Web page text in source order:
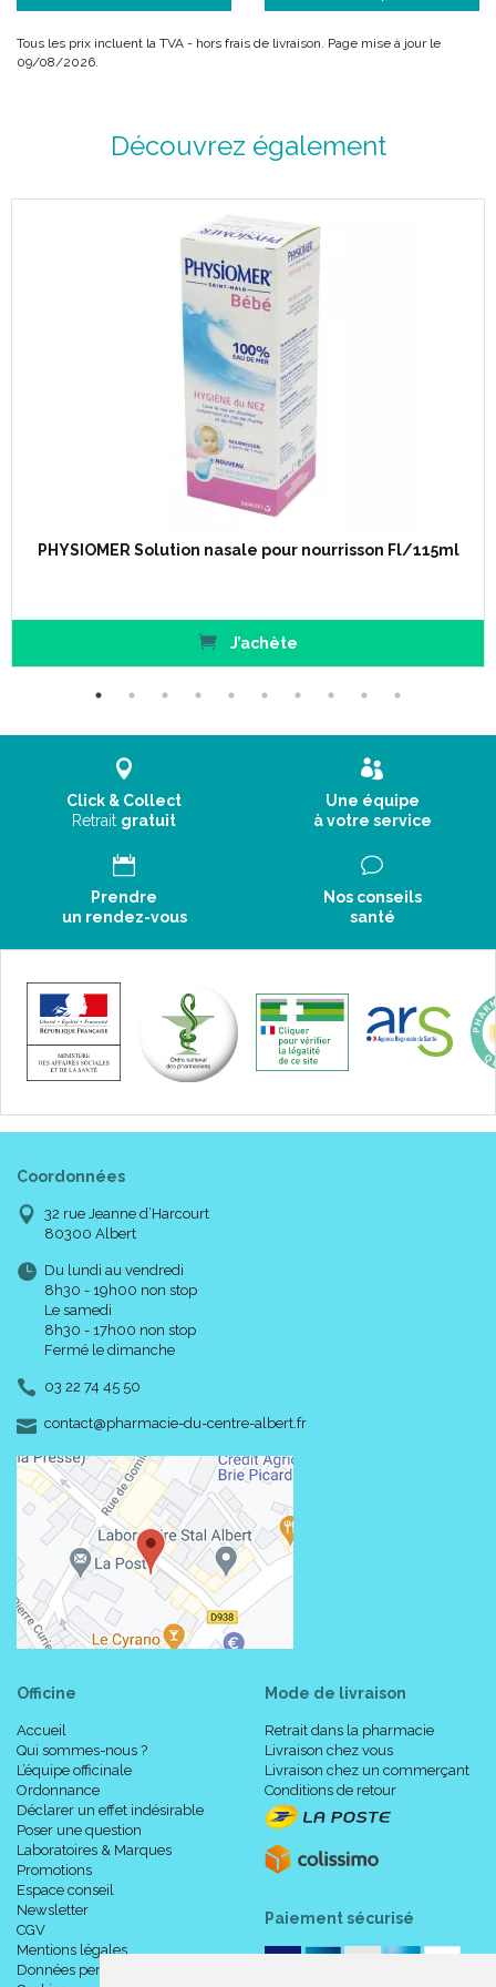
Tous les prix incluent la TVA - hors frais de livraison. Page mise à jour le
09/08/2026.
Découvrez également
PHYSIOMER Solution nasale pour nourrisson Fl/115ml
J’achète
Click & Collect
Retrait gratuit
Une équipe
à votre service
Prendre
un rendez-vous
Nos conseils
santé
Coordonnées
32 rue Jeanne d’Harcourt
80300 Albert
Du lundi au vendredi
8h30 - 19h00 non stop
Le samedi
8h30 - 17h00 non stop
Fermé le dimanche
03 22 74 45 50
contact-
@-
pharmacie-du-centre-albert.fr
Officine
Accueil
Qui sommes-nous ?
L’équipe officinale
Ordonnance
Déclarer un effet indésirable
Poser une question
Laboratoires & Marques
Promotions
Espace conseil
Newsletter
CGV
Mentions légales
Données personnelles
Mode de livraison
Retrait dans la pharmacie
Livraison chez vous
Livraison chez un commerçant
Conditions de retour
Paiement sécurisé